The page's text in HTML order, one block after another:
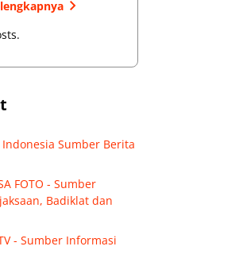
Indonesia Sumber Berita
FOTO - Sumber
Badiklat dan
- Sumber Informasi